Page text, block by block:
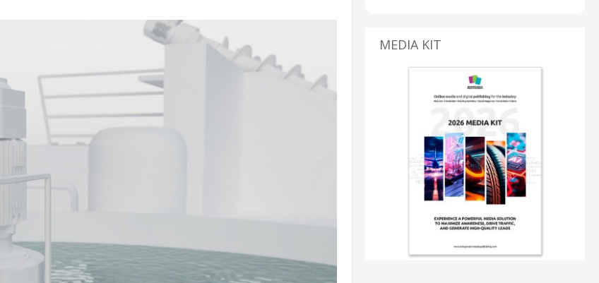
MEDIA KIT